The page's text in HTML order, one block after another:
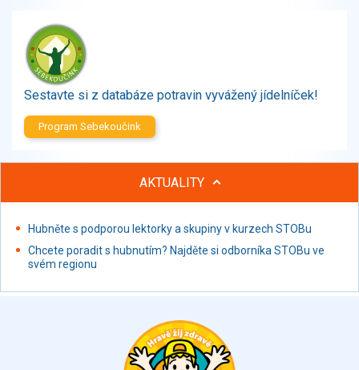
Brambory, luštěniny, houby
Sladkosti, slané výrobky
Zmrzliny
Ochucovadla, přísady, sladidla
Sušené směsi
Polotovary, hotové pokrmy
Proteinové výrobky, doplňky stravy
Nápoje alkoholické
Restaurace, jídelny, hotová jídla
Fastfood
Studená kuchyně, lahůdkářské výrobky
Sestavte si z databáze potravin vyvážený jídelníček!
Program Sebekoučink
AKTUALITY
Hubněte s podporou lektorky a skupiny v kurzech STOBu
Chcete poradit s hubnutím? Najděte si odborníka STOBu ve
svém regionu